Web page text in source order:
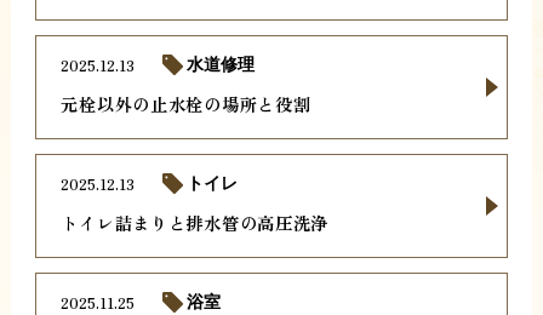
元栓以外の止水栓の場所と役割
2025.12.13 水道修理
トイレ詰まりと排水管の高圧洗浄
2025.12.13 トイレ
2025.11.25 浴室